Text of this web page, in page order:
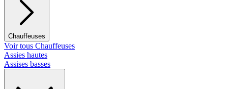
Chauffeuses
Voir tous Chauffeuses
Assies hautes
Assises basses